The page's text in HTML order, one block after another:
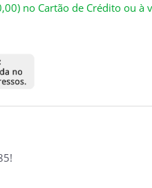
no Cartão de Crédito ou à